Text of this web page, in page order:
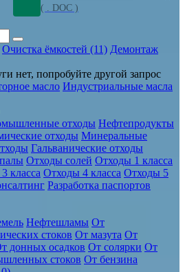
( . DOC )
Очистка ёмкостей (11) Демонтаж
нет, попробуйте другой запрос
масло Индустриальные масла
отходы Нефтепродукты
отходы Минеральные
Гальванические отходы
Отходы солей Отходы 1 класса
класса Отходы 4 класса Отходы 5
Разработка паспортов
Нефтешламы От
стоков От мазута От
донных осадков От солярки От
стоков От бензина